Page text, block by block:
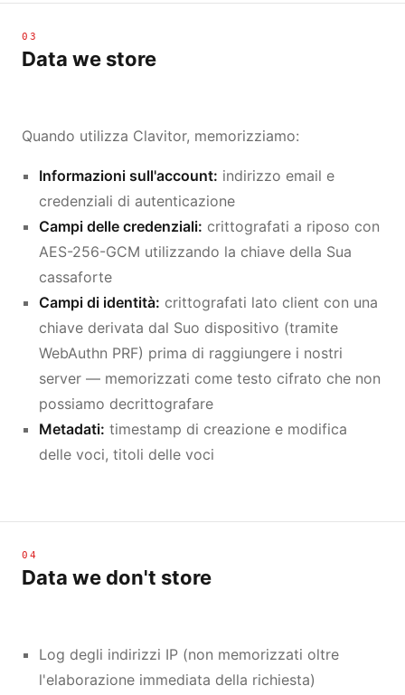
03
Data we store
Quando utilizza Clavitor, memorizziamo:
Informazioni sull'account: indirizzo email e
credenziali di autenticazione
Campi delle credenziali: crittografati a riposo con
AES-256-GCM utilizzando la chiave della Sua
cassaforte
Campi di identità: crittografati lato client con una
chiave derivata dal Suo dispositivo (tramite
WebAuthn PRF) prima di raggiungere i nostri
server — memorizzati come testo cifrato che non
possiamo decrittografare
Metadati: timestamp di creazione e modifica
delle voci, titoli delle voci
04
Data we don't store
Log degli indirizzi IP (non memorizzati oltre
l'elaborazione immediata della richiesta)